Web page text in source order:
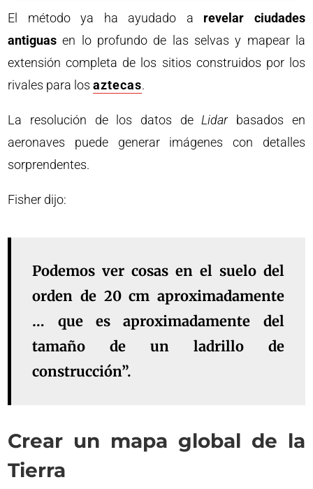
El método ya ha ayudado a revelar ciudades
antiguas en lo profundo de las selvas y mapear la
extensión completa de los sitios construidos por los
rivales para losaztecas.
La resolución de los datos deLidarbasados ​​en
aeronaves puede generar imágenes con detalles
sorprendentes.
Fisher dijo:
Podemos ver cosas en el suelo del
orden de 20 cm aproximadamente
… que es aproximadamente del
tamaño de un ladrillo de
construcción”.
Crear un mapa global de la
Tierra